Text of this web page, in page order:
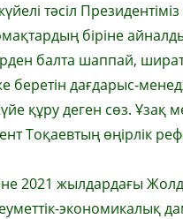
тәсіл
біріне
балта шаппай,
беретін дағдарыс-
құру деген сөз. Ұзақ
Тоқаевтың өңірлік
2021 жылдардағы
экономикалық